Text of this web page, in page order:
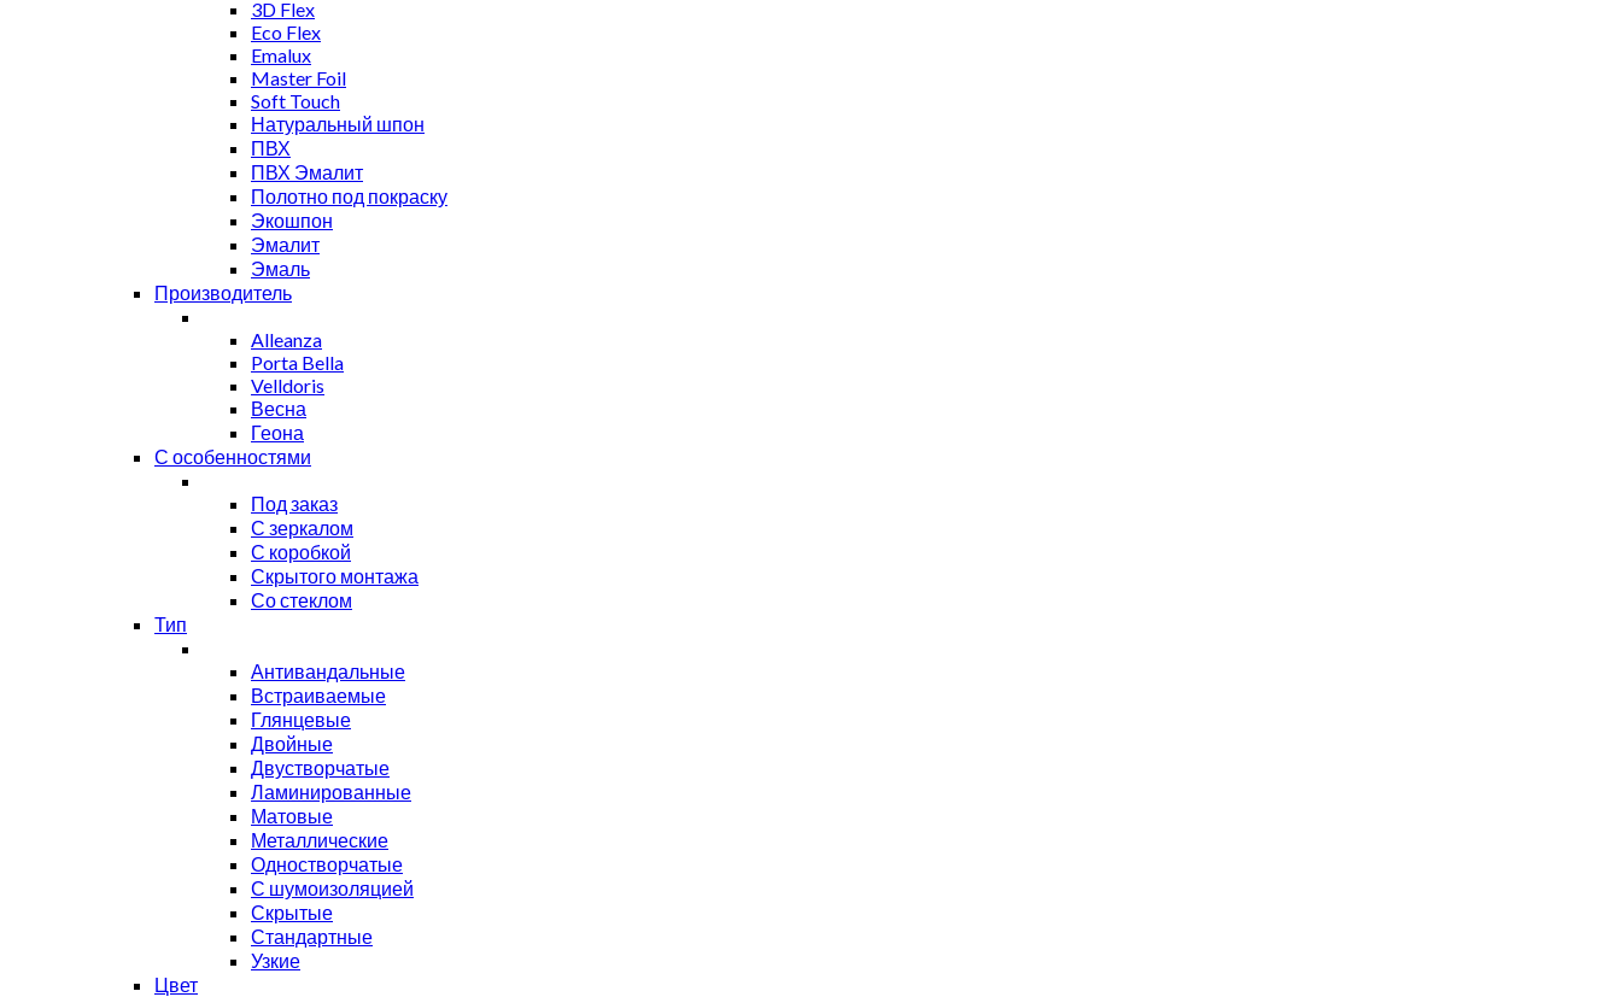
3D Flex
Eco Flex
Emalux
Master Foil
Soft Touch
Натуральный шпон
ПВХ
ПВХ Эмалит
Полотно под покраску
Экошпон
Эмалит
Эмаль
Производитель
Alleanza
Porta Bella
Velldoris
Весна
Геона
С особенностями
Под заказ
С зеркалом
С коробкой
Скрытого монтажа
Со стеклом
Тип
Антивандальные
Встраиваемые
Глянцевые
Двойные
Двустворчатые
Ламинированные
Матовые
Металлические
Одностворчатые
С шумоизоляцией
Скрытые
Стандартные
Узкие
Цвет